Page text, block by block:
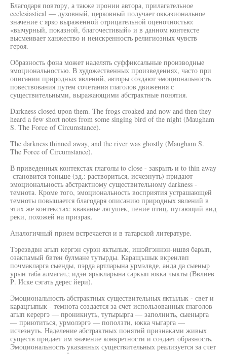
Благодаря повтору, а также иронии автора, прилагательное
ecclesiastical — духовный, церковный получает окказиональное
значение с ярко выраженной отрицательной оценочностью:
«вычурный, показной, благочестивый» и в данном контексте
высмеивает ханжество и неискренность религиозных чувств
героя.
Образность фона может наделять суффиксальные производные
эмоциональностью. В художественных произведениях, часто при
описании природных явлений, авторы создают эмоциональность
повествования путем сочетания глаголов движения с
существительными, выражающими абстрактные понятия.
Darkness closed upon them. The frogs croaked and now and then they
heard a few short notes from some singing bird of the night (Maugham
S. The Force of Circumstance).
The darkness thinned away, and the river was ghostly (Maugham S.
The Force of Circumstance).
В приведенных контекстах глаголы to close - закрыть и to thin away
-становится тоньше (зд.: раствориться, исчезнуть) придают
эмоциональность абстрактному существительному darkness -
темнота. Кроме того, эмоциональность восприятия устрашающей
темноты повышается благодаря описанию природных явлений в
этих же контекстах: кваканье лягушек, пение птиц, пугающий вид
реки, похожей на призрак.
Аналогичный прием встречается и в татарской литературе.
Тэрезвдвн агып кергэн сурэн яктылык, ишэйгэннэн-ишвя барып,
озакпамый бвтен булмане тутырды. Каращъшык вкренлвп
почмакларга сыенды, пэрда артларына урмэлвде, анда да сыеныр
урын таба алмагач,; идэн ярыкларына саркып юкка чыкты (Ввлиев
Р. Иске сэгать дерес йери).
Эмоциональность абстрактных существительных яктылык - свет и
карацгыпык - темнота создается за счет использованных глаголов
агып керергэ — проникнуть, тутырырга — заполнить, сыенырга
— приютиться, урмолэргэ — поползти, юкка чыгарга —
исчезнуть. Наделение абстрактных понятий признаками живых
существ придает им значение конкретности и создает образность.
Эмоциональность указанных существительных реализуется за счет